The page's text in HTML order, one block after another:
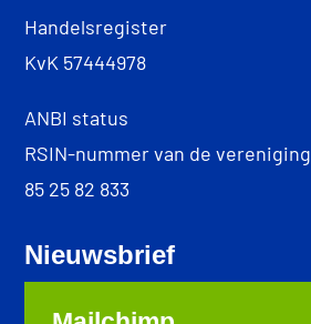
Handelsregister
KvK 57444978
ANBI status
RSIN-nummer van de vereniging
85 25 82 833
Nieuwsbrief